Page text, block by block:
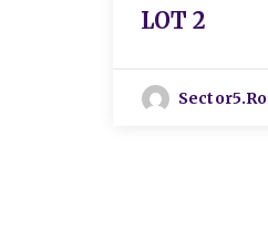
LOT 2
Sector5.ro